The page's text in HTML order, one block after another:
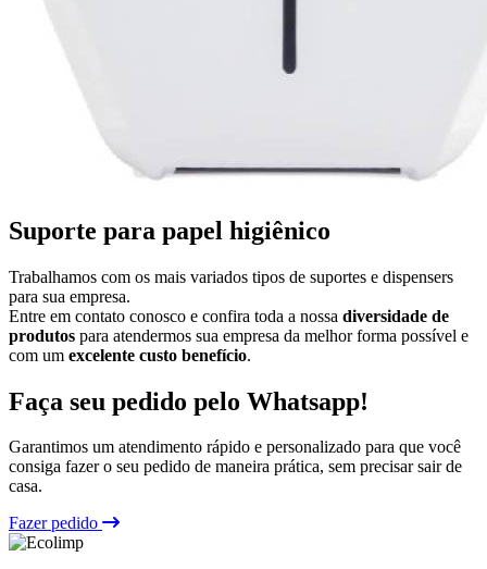
Suporte para papel higiênico
Trabalhamos com os mais variados tipos de suportes e dispensers
para sua empresa.
Entre em contato conosco e confira toda a nossa diversidade de
produtos para atendermos sua empresa da melhor forma possível e
com um excelente custo benefício.
Faça seu pedido pelo Whatsapp!
Garantimos um atendimento rápido e personalizado para que você
consiga fazer o seu pedido de maneira prática, sem precisar sair de
casa.
Fazer pedido